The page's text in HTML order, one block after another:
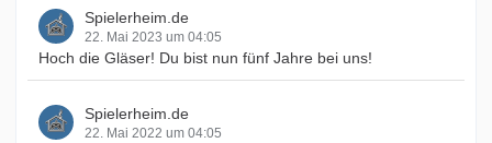
Spielerheim.de
22. Mai 2023 um 04:05
Hoch die Gläser! Du bist nun fünf Jahre bei uns!
Spielerheim.de
22. Mai 2022 um 04:05